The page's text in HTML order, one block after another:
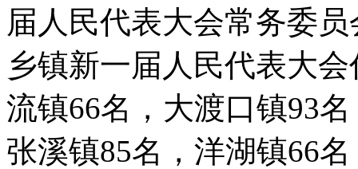
届人民代表大会常务委
乡镇新一届人民代表大
流镇66名，大渡口镇93
张溪镇85名，洋湖镇66